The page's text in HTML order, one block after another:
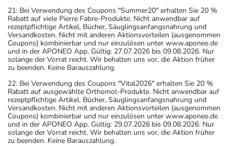
21: Bei Verwendung des Coupons "Summer20" erhalten Sie 20 %
Rabatt auf viele Pierre Fabre-Produkte. Nicht anwendbar auf
rezeptpflichtige Artikel, Bücher, Säuglingsanfangsnahrung und
Versandkosten. Nicht mit anderen Aktionsvorteilen (ausgenommen
Coupons) kombinierbar und nur einzulösen unter www.aponeo.de
und in der APONEO App. Gültig: 27.07.2026 bis 09.08.2026. Nur
solange der Vorrat reicht. Wir behalten uns vor, die Aktion früher
zu beenden. Keine Barauszahlung.
22: Bei Verwendung des Coupons "Vital2026" erhalten Sie 20 %
Rabatt auf ausgewählte Orthomol-Produkte. Nicht anwendbar auf
rezeptpflichtige Artikel, Bücher, Säuglingsanfangsnahrung und
Versandkosten. Nicht mit anderen Aktionsvorteilen (ausgenommen
Coupons) kombinierbar und nur einzulösen unter www.aponeo.de
und in der APONEO App. Gültig: 29.07.2026 bis 09.08.2026. Nur
solange der Vorrat reicht. Wir behalten uns vor, die Aktion früher
zu beenden. Keine Barauszahlung.